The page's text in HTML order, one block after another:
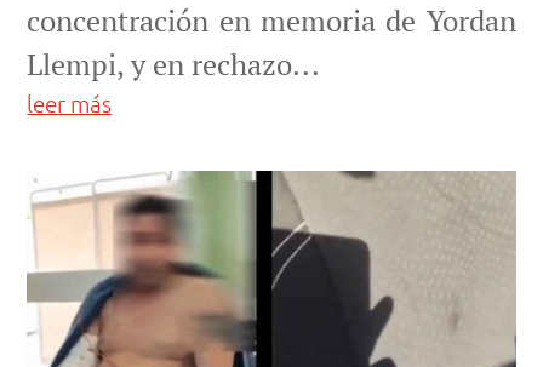
concentración en memoria de Yordan
Llempi, y en rechazo...
leer más